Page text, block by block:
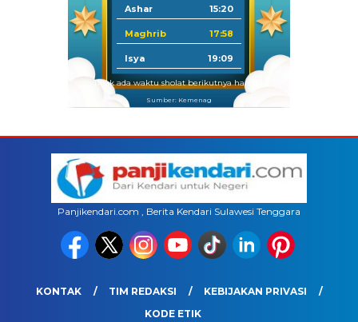
Ashar 15:20
Maghrib 17:58
Isya 19:09
Tidak ada waktu sholat berikutnya hari ini.
Sumber: Kemenag
Panjikendari.com , Berita Kendari Sulawesi Tenggara
KONTAK TIM REDAKSI
KEBIJAKAN PRIVASI
KODE ETIK